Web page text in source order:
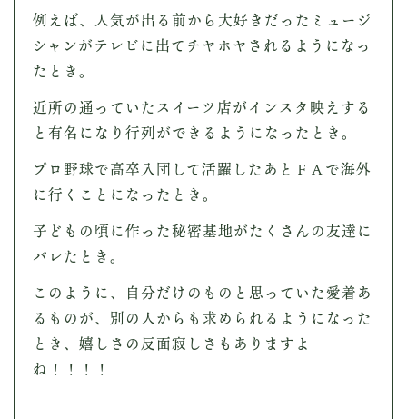
例えば、人気が出る前から大好きだったミュージ
シャンがテレビに出てチヤホヤされるようになっ
たとき。
近所の通っていたスイーツ店がインスタ映えする
と有名になり行列ができるようになったとき。
プロ野球で高卒入団して活躍したあとＦＡで海外
に行くことになったとき。
子どもの頃に作った秘密基地がたくさんの友達に
バレたとき。
このように、自分だけのものと思っていた愛着あ
るものが、別の人からも求められるようになった
とき、嬉しさの反面寂しさもありますよ
ね！！！！